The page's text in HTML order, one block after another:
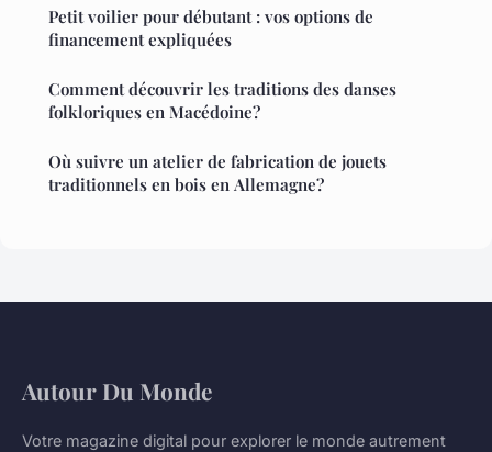
Petit voilier pour débutant : vos options de
financement expliquées
Comment découvrir les traditions des danses
folkloriques en Macédoine?
Où suivre un atelier de fabrication de jouets
traditionnels en bois en Allemagne?
Autour Du Monde
Votre magazine digital pour explorer le monde autrement